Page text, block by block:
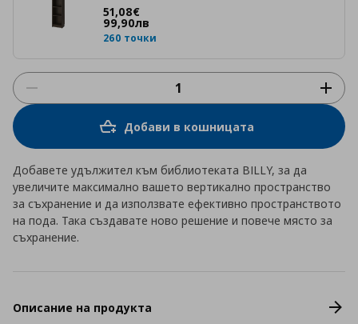
51,08€
Цена51,08 €
99,90лв
260 точки
Добави в кошницата
Добавете удължител към библиотеката BILLY, за да
увеличите максимално вашето вертикално пространство
за съхранение и да използвате ефективно пространството
на пода. Така създавате ново решение и повече място за
съхранение.
Описание на продукта